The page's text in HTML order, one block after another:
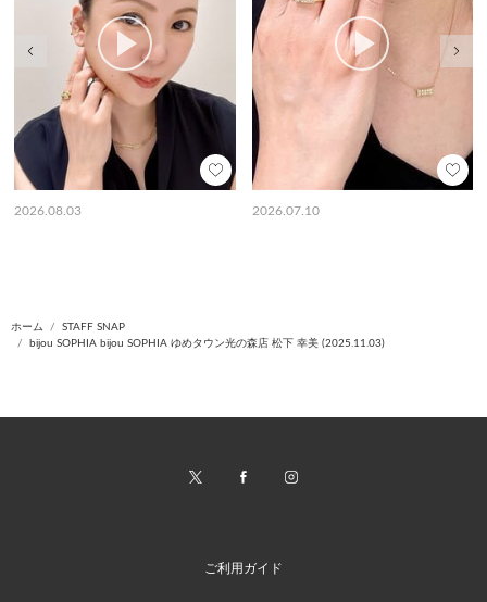
2026.08.03 2026.07.10
前の画像
ホーム
STAFF SNAP
bijou SOPHIA bijou SOPHIA ゆめタウン光の森店 松下 幸美 (2025.11.03)
ご利用ガイド